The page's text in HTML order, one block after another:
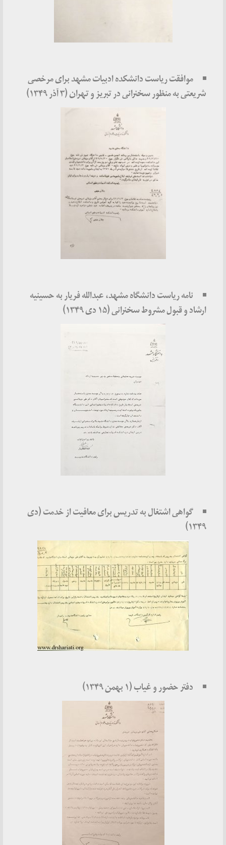
موافقت ریاست دانشکده ادبیات مشهد برای مرخصی
شریعتی به منظور سخنرانی در تبریز و تهران (۳ آذر ۱۳۴۹)
نامه ریاست دانشگاه مشهد، عبدالله فریار به حسینیه
ارشاد و قبول مشروط سخنرانی (۱۵ دی ۱۳۴۹)
گواهی اشتغال به تدریس برای معافیت از خدمت (دی
۱۳۴۹)
دفتر حضور و غیاب (۱ بهمن ۱۳۴۹)